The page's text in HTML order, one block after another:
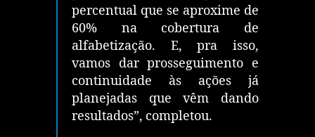
percentual que se aproxime de
60% na cobertura de
alfabetização. E, pra isso,
vamos dar prosseguimento e
continuidade às ações já
planejadas que vêm dando
resultados”, completou.